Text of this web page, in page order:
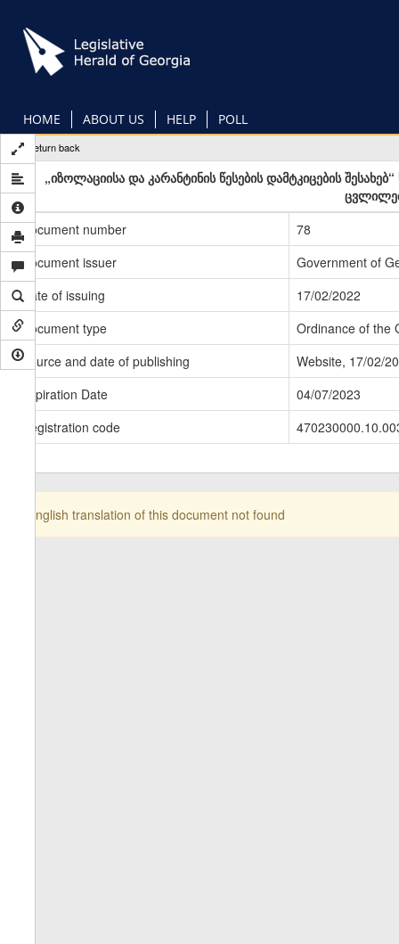
main
content
HOME ABOUT US HELP POLL
Return back
„იზოლაციისა და კარანტინის წესების დამტკიცების
Document number
78
Document issuer
Government of
Date of issuing
17/02/2022
Document type
Ordinance of the
Source and date of publishing
Website, 17/02/
Expiration Date
04/07/2023
Registration code
English translation of this document not found